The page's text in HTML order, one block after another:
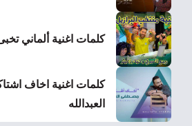
كلمات اغنية ألماني تخبى
كلمات اغنية اخاف
العبدالله